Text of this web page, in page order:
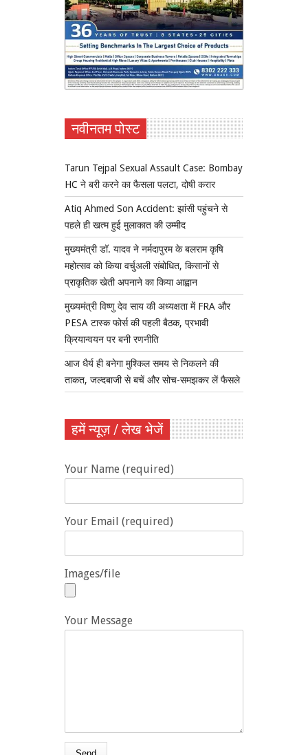
नवीनतम पोस्ट
Tarun Tejpal Sexual Assault Case: Bombay
HC ने बरी करने का फैसला पलटा, दोषी करार
Atiq Ahmed Son Accident: झांसी पहुंचने से
पहले ही खत्म हुई मुलाकात की उम्मीद
मुख्यमंत्री डॉ. यादव ने नर्मदापुरम के बलराम कृषि
महोत्सव को किया वर्चुअली संबोधित, किसानों से
प्राकृतिक खेती अपनाने का किया आह्वान
मुख्यमंत्री विष्णु देव साय की अध्यक्षता में FRA और
PESA टास्क फोर्स की पहली बैठक, प्रभावी
क्रियान्वयन पर बनी रणनीति
आज धैर्य ही बनेगा मुश्किल समय से निकलने की
ताकत, जल्दबाजी से बचें और सोच-समझकर लें फैसले
हमें न्यूज़ / लेख भेजें
Your Name (required)
Your Email (required)
Images/file
Your Message